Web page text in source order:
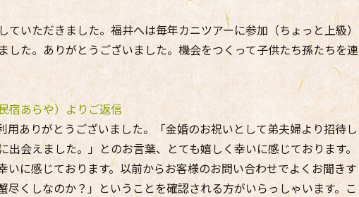
いただきました。福井へは毎年カニツアーに参加（ちょっと上級）
した。ありがとうございました。機会をつくって子供たち孫たちを連
宿あらや）よりご返信
用ありがとうございました。「金婚のお祝いとして弟夫婦より招待し
会えました。」とのお言葉、とても嬉しく幸いに感じております。
いに感じております。以前からお客様のお問い合わせでよくお聞きす
くしなのか？」ということを確認される方がいらっしゃいます。こ